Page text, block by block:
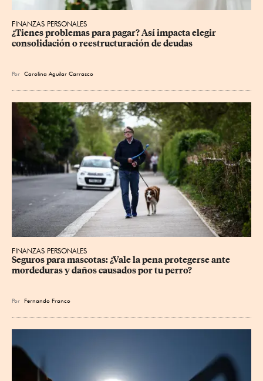
FINANZAS PERSONALES
¿Tienes problemas para pagar? Así impacta elegir
consolidación o reestructuración de deudas
Por Carolina Aguilar Carrasco
FINANZAS PERSONALES
Seguros para mascotas: ¿Vale la pena protegerse ante
mordeduras y daños causados por tu perro?
Por Fernando Franco